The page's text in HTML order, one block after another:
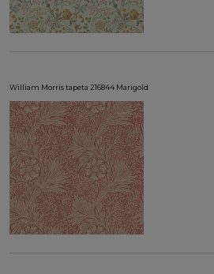
William Morris tapeta 216844 Marigold